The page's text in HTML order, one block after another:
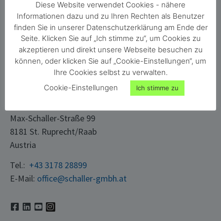
Karriere
Kontakt
Login
Material
Gebäude
Papier & Karton
Max-Schaller-Straße 99
8181 St. Ruprecht/Raab
Austria
Tel.: +43 3178 28899
E-Mail: office@schaller-gmbh.at
Diese Website verwendet Cookies - nähere
Informationen dazu und zu Ihren Rechten als Benutzer
finden Sie in unserer Datenschutzerklärung am Ende der
Seite. Klicken Sie auf „Ich stimme zu“, um Cookies zu
akzeptieren und direkt unsere Webseite besuchen zu
können, oder klicken Sie auf „Cookie-Einstellungen“, um
Ihre Cookies selbst zu verwalten.
Cookie-Einstellungen
Ich stimme zu